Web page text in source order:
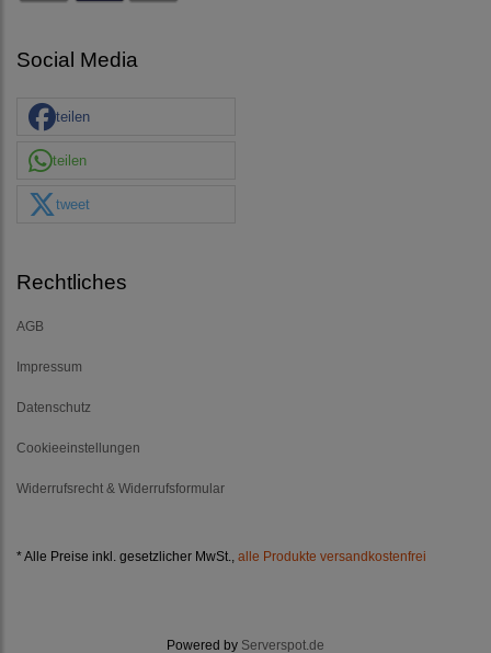
Social Media
teilen
teilen
tweet
Rechtliches
AGB
Impressum
Datenschutz
Cookieeinstellungen
Widerrufsrecht & Widerrufsformular
* Alle Preise inkl. gesetzlicher MwSt., alle Produkte versandkostenfrei
Powered by Serverspot.de